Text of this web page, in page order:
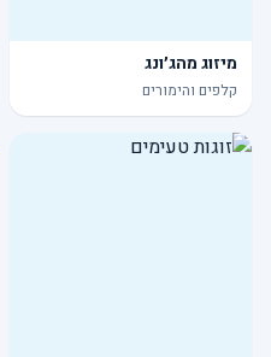
מיזוג מהג׳ונג
קלפים והימורים